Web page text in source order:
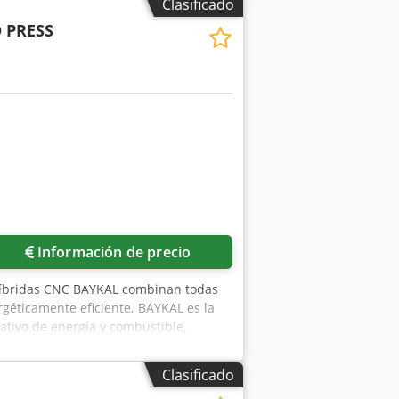
con la máxima fiabilidad. El horno
Crsdeg H Tldepfx Adkef - Cocción
cárnicos, ahumado de productos
se garantiza mediante
su propio sistema de producción
extremadamente avanzado,
una indicación del número de
V, 12 kW Para las empresas
und Zwischenverkauf
Hablamos inglés. /Wir sprechen
Clasificado
Información de precio
CNC BAYKAL combinan todas
eficiente, BAYKAL es la
de energía y combustible,
la vida útil de los
de prensas plegadoras híbridas
para controlar cada uno de los
Clasificado